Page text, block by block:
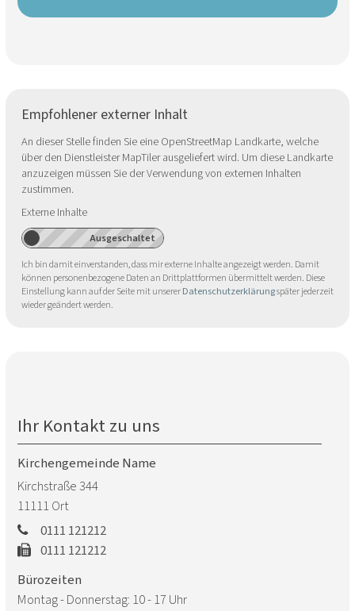
Empfohlener externer Inhalt
An dieser Stelle finden Sie eine OpenStreetMap Landkarte, welche
über den Dienstleister MapTiler ausgeliefert wird. Um diese Landkarte
anzuzeigen müssen Sie der Verwendung von externen Inhalten
zustimmen.
Externe Inhalte
Ich bin damit einverstanden, dass mir externe Inhalte angezeigt werden. Damit
können personenbezogene Daten an Drittplattformen übermittelt werden. Diese
Einstellung kann auf der Seite mit unsererDatenschutzerklärungspäter jederzeit
wieder geändert werden.
Ihr Kontakt zu uns
Kirchengemeinde Name
Kirchstraße 344
11111Ort
0111 121212
0111 121212
Bürozeiten
Montag - Donnerstag: 10 - 17 Uhr